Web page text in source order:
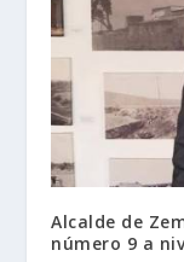
Alcalde de
número 9 a